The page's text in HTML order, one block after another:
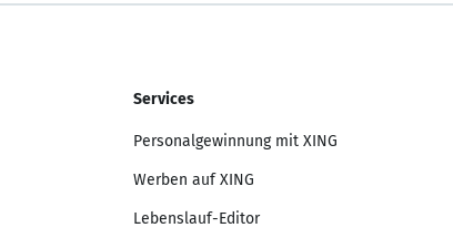
Services
Personalgewinnung mit XING
Werben auf XING
Lebenslauf-Editor